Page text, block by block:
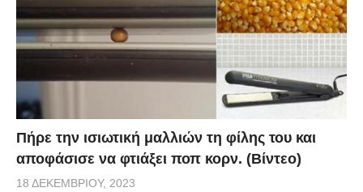
Πήρε την ισιωτική μαλλιών τη φίλης του και
αποφάσισε να φτιάξει ποπ κορν. (Βίντεο)
18 ΔΕΚΕΜΒΡΊΟΥ, 2023